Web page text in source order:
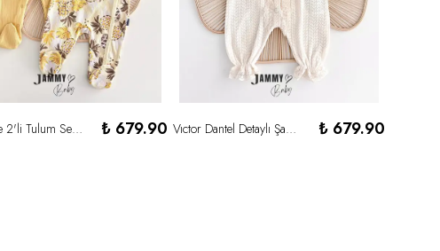
Pineapple 2'li Tulum Set-SARI ₺ 679.90 Vıctor Dantel Detaylı Şapkalı Tulum Set- KREM ₺ 679.90